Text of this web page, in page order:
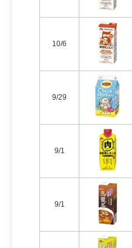
10/6
9/29
9/1
9/1